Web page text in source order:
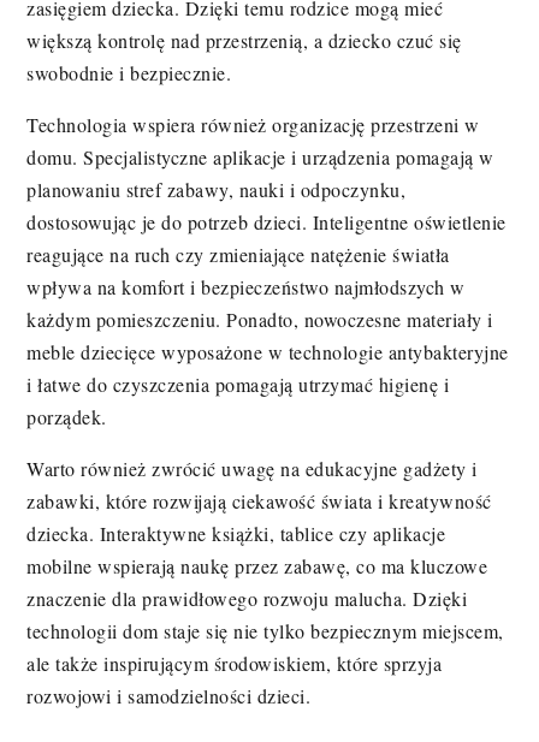
zasięgiem dziecka. Dzięki temu rodzice mogą mieć
większą kontrolę nad przestrzenią, a dziecko czuć się
swobodnie i bezpiecznie.
Technologia wspiera również organizację przestrzeni w
domu. Specjalistyczne aplikacje i urządzenia pomagają w
planowaniu stref zabawy, nauki i odpoczynku,
dostosowując je do potrzeb dzieci. Inteligentne oświetlenie
reagujące na ruch czy zmieniające natężenie światła
wpływa na komfort i bezpieczeństwo najmłodszych w
każdym pomieszczeniu. Ponadto, nowoczesne materiały i
meble dziecięce wyposażone w technologie antybakteryjne
i łatwe do czyszczenia pomagają utrzymać higienę i
porządek.
Warto również zwrócić uwagę na edukacyjne gadżety i
zabawki, które rozwijają ciekawość świata i kreatywność
dziecka. Interaktywne książki, tablice czy aplikacje
mobilne wspierają naukę przez zabawę, co ma kluczowe
znaczenie dla prawidłowego rozwoju malucha. Dzięki
technologii dom staje się nie tylko bezpiecznym miejscem,
ale także inspirującym środowiskiem, które sprzyja
rozwojowi i samodzielności dzieci.